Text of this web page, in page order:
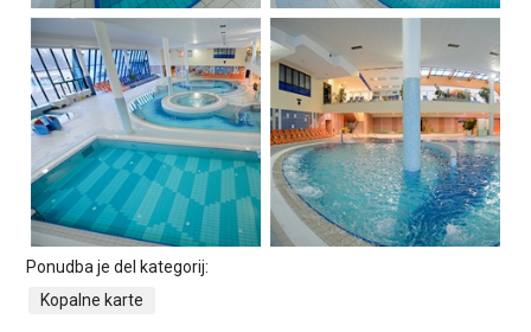
Ponudba je del kategorij:
Kopalne karte